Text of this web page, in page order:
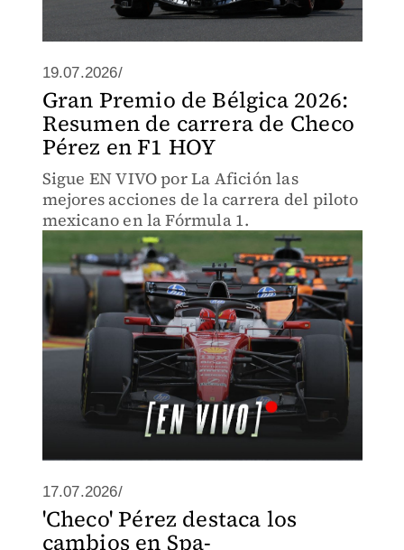
19.07.2026/
Gran Premio de Bélgica 2026:
Resumen de carrera de Checo
Pérez en F1 HOY
Sigue EN VIVO por La Afición las
mejores acciones de la carrera del piloto
mexicano en la Fórmula 1.
17.07.2026/
'Checo' Pérez destaca los
cambios en Spa-